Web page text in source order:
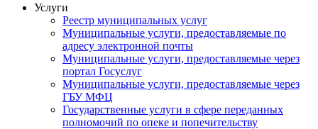
Услуги
Реестр муниципальных услуг
Муниципальные услуги, предоставляемые по
адресу электронной почты
Муниципальные услуги, предоставляемые через
портал Госуслуг
Муниципальные услуги, предоставляемые через
ГБУ МФЦ
Государственные услуги в сфере переданных
полномочий по опеке и попечительству